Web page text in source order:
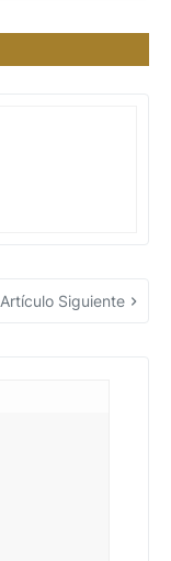
Artículo Siguiente